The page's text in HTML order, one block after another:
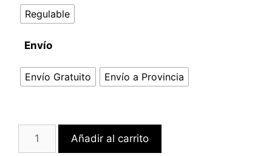
Regulable
Envío
Envío Gratuito Envío a Provincia
Añadir al carrito